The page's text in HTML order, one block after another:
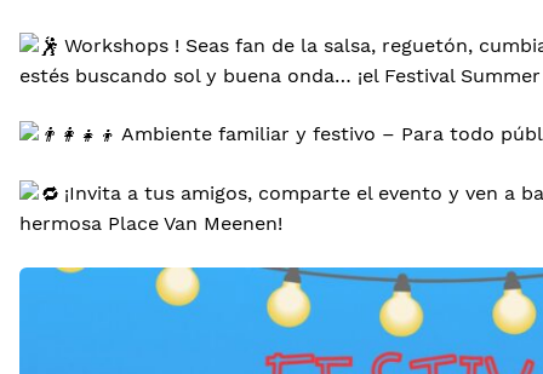
Workshops ! Seas fan de la salsa, reguetón,
estés buscando sol y buena onda… ¡el Festival
Ambiente familiar y festivo – Para todo
¡Invita a tus amigos, comparte el evento y ven a
hermosa Place Van Meenen!